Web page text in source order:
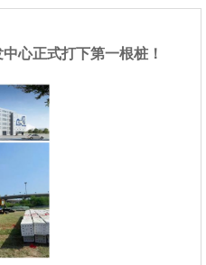
心正式打下第一根桩！